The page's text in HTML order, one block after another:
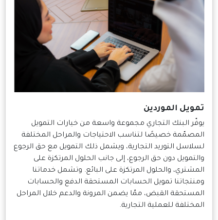
تمويل الموردين
يوفّر البنك التجاري مجموعة واسعة من خيارات التمويل
المصمّمة خصيصًا لتناسب الاحتياجات والمراحل المختلفة
لسلاسل التوريد التجارية، ويشمل ذلك التمويل مع حق الرجوع
والتمويل دون حق الرجوع، إلى جانب الحلول المرتكزة على
المشتري، والحلول المرتكزة على البائع. وتشمل خدماتنا
ومنتجاتنا تمويل الحسابات المستحقة الدفع والحسابات
المستحقة القبض، ممّا يضمن المرونة والدعم خلال المراحل
المختلفة للعملية التجارية.